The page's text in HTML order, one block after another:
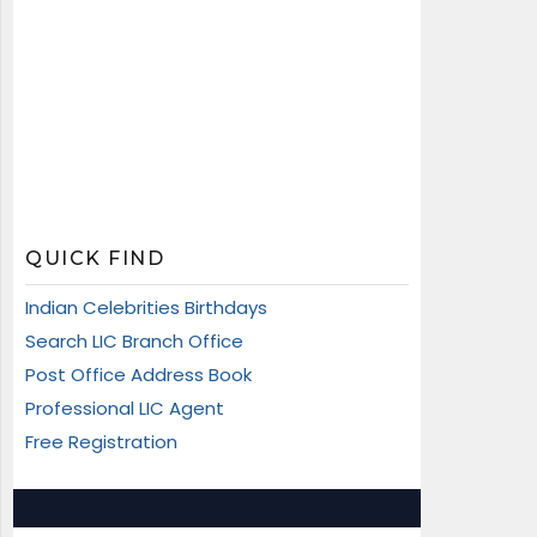
QUICK FIND
Indian Celebrities Birthdays
Search LIC Branch Office
Post Office Address Book
Professional LIC Agent
Free Registration